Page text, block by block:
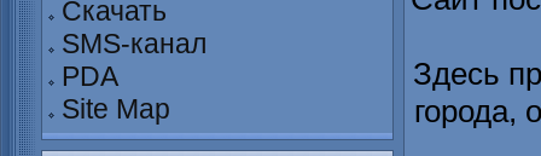
Скачать
SMS-канал
PDA
Site Map
Здесь
города,